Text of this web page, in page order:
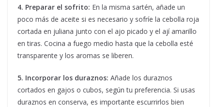
4. Preparar el sofrito: En la misma sartén, añade un
poco más de aceite si es necesario y sofríe la cebolla roja
cortada en juliana junto con el ajo picado y el ají amarillo
en tiras. Cocina a fuego medio hasta que la cebolla esté
transparente y los aromas se liberen.
5. Incorporar los duraznos: Añade los duraznos
cortados en gajos o cubos, según tu preferencia. Si usas
duraznos en conserva, es importante escurrirlos bien